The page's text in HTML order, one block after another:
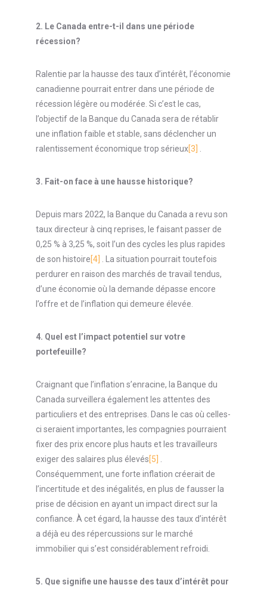
2. Le Canada entre-t-il dans une période
récession?
Ralentie par la hausse des taux d’intérêt, l’économie
canadienne pourrait entrer dans une période de
récession légère ou modérée. Si c’est le cas,
l’objectif de la Banque du Canada sera de rétablir
une inflation faible et stable, sans déclencher un
ralentissement économique trop sérieux[3] .
3. Fait-on face à une hausse historique?
Depuis mars 2022, la Banque du Canada a revu son
taux directeur à cinq reprises, le faisant passer de
0,25 % à 3,25 %, soit l’un des cycles les plus rapides
de son histoire[4] . La situation pourrait toutefois
perdurer en raison des marchés de travail tendus,
d’une économie où la demande dépasse encore
l’offre et de l’inflation qui demeure élevée.
4. Quel est l’impact potentiel sur votre
portefeuille?
Craignant que l’inflation s’enracine, la Banque du
Canada surveillera également les attentes des
particuliers et des entreprises. Dans le cas où celles-
ci seraient importantes, les compagnies pourraient
fixer des prix encore plus hauts et les travailleurs
exiger des salaires plus élevés[5] .
Conséquemment, une forte inflation créerait de
l’incertitude et des inégalités, en plus de fausser la
prise de décision en ayant un impact direct sur la
confiance. À cet égard, la hausse des taux d’intérêt
a déjà eu des répercussions sur le marché
immobilier qui s’est considérablement refroidi.
5. Que signifie une hausse des taux d’intérêt pour